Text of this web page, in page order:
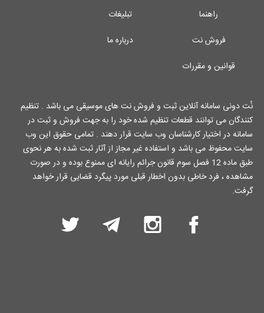
راهنما
تبلیغات
فروش نت
درباره ما
قوانین و مقررات
نُت دونی سامانه آنلاین ثبت و فروش نت های موسیقی می باشد . تنظیم
کنندگان می توانند قطعات تنظیم شده خود را به جهت فروش و ثبت در
سامانه در اختیار کارشناسان وب سایت قرار دهند . تمامی حقوق این وب
سایت محفوظ می باشد و استفاده غیر مجاز از آثار ثبت شده به هر نحوی
طبق ماده 12 فصل سوم قانون جرائم رایانه ای ممنوع بوده و در صورت
مشاهده ، فرد خاطی بدون اخطار قبلی مورد پیگرد قضایی قرار خواهد
گرفت.